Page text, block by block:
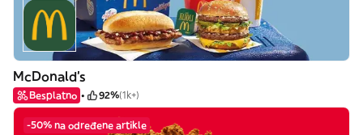
McDonald's
Besplatno 92%(1k+)
-50% na određene artikle